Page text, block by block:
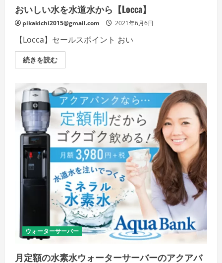
い
おいしい水を水道水から【Locca】
pikakichi2015@gmail.com 2021年6月6日
【Locca】セールスポイント おい
続きを読むお
い
水
を
水
道
水
か
ら
【Locca】
の
詳
細
を
ご
覧
く
だ
さ
い
ウォーターサーバー
月定額の水素水ウォーターサーバーのアクアバ